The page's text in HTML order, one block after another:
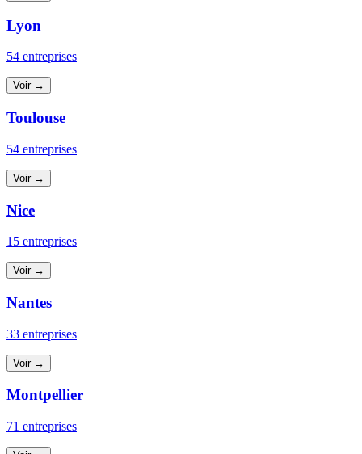
Lyon
54 entreprises
Voir →
Toulouse
54 entreprises
Voir →
Nice
15 entreprises
Voir →
Nantes
33 entreprises
Voir →
Montpellier
71 entreprises